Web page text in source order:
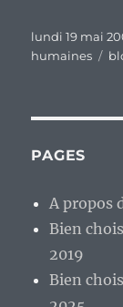
Publié
le
lundi 19 mai
humaines
PAGES
A propos
Bien
2019
Bien